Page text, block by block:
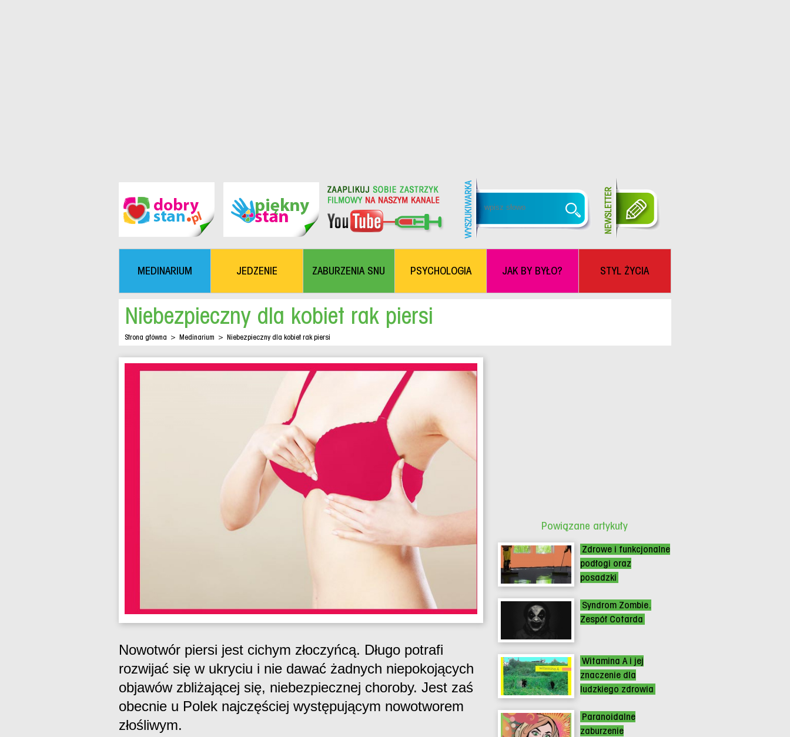
MEDINARIUM JEDZENIE ZABURZENIA SNU PSYCHOLOGIA JAK BY BYŁO? STYL ŻYCIA
Niebezpieczny dla kobiet rak piersi
Strona główna > Medinarium > Niebezpieczny dla kobiet rak piersi
Nowotwór piersi jest cichym złoczyńcą. Długo potrafi
rozwijać się w ukryciu i nie dawać żadnych niepokojących
objawów zbliżającej się, niebezpiecznej choroby. Jest zaś
obecnie u Polek najczęściej występującym nowotworem
złośliwym.
Powiązane artykuły
Zdrowe i funkcjonalne
podłogi oraz
posadzki
Syndrom Zombie.
Zespół Cotarda
Witamina A i jej
znaczenie dla
ludzkiego zdrowia
Paranoidalne
zaburzenie